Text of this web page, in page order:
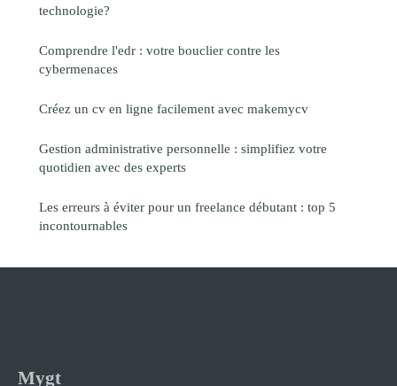
technologie?
Comprendre l'edr : votre bouclier contre les
cybermenaces
Créez un cv en ligne facilement avec makemycv
Gestion administrative personnelle : simplifiez votre
quotidien avec des experts
Les erreurs à éviter pour un freelance débutant : top 5
incontournables
Mygt